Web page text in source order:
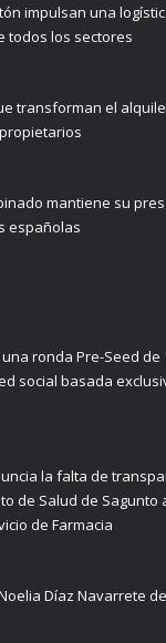
impulsan una
todos los sectores
transforman el
mantiene su
españolas
ronda Pre-Seed de
social basada
la falta de
de Salud de Sagunto
de Farmacia
Díaz Navarrete